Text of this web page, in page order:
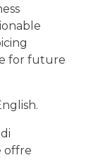
for future
offre